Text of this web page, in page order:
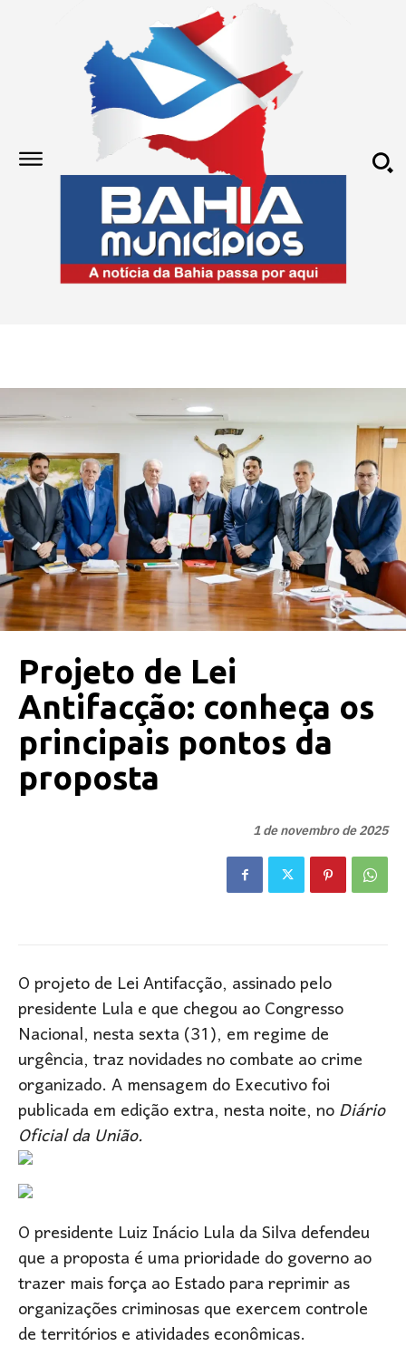
Projeto de Lei
Antifacção: conheça os
principais pontos da
proposta
1 de novembro de 2025
O projeto de Lei Antifacção, assinado pelo
presidente Lula e que chegou ao Congresso
Nacional, nesta sexta (31), em regime de
urgência, traz novidades no combate ao crime
organizado. A mensagem do Executivo foi
publicada em edição extra, nesta noite, noDiário
Oficial da União.
O presidente Luiz Inácio Lula da Silva defendeu
que a proposta é uma prioridade do governo ao
trazer mais força ao Estado para reprimir as
organizações criminosas que exercem controle
de territórios e atividades econômicas.